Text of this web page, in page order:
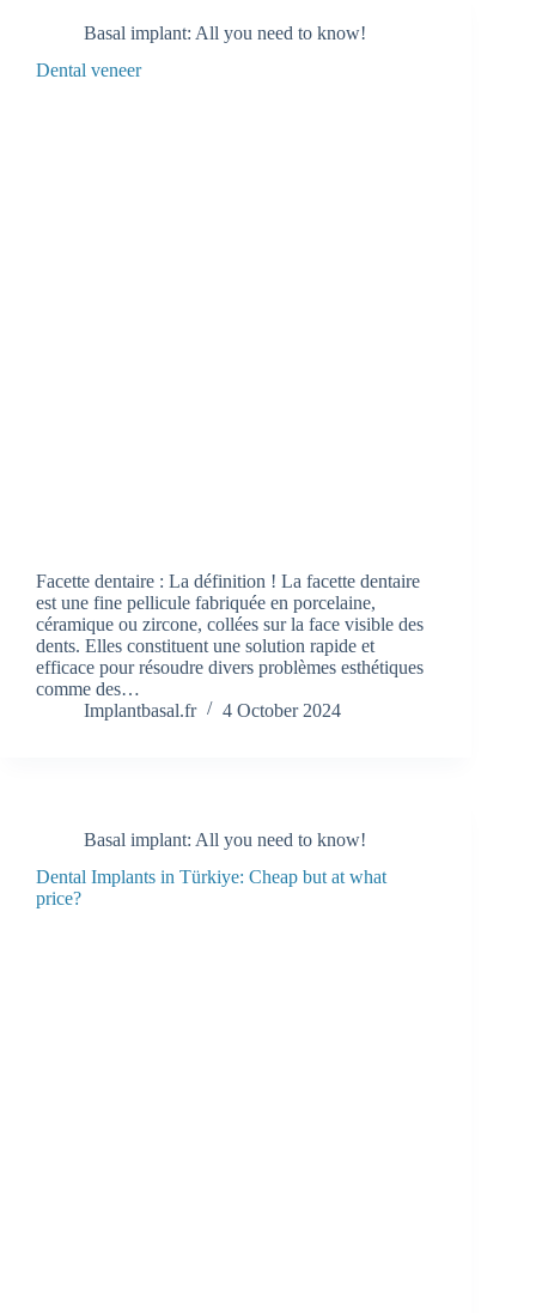
Basal implant: All you need to know!
Dental veneer
Facette dentaire : La définition ! La facette dentaire
est une fine pellicule fabriquée en porcelaine,
céramique ou zircone, collées sur la face visible des
dents. Elles constituent une solution rapide et
efficace pour résoudre divers problèmes esthétiques
comme des…
Implantbasal.fr
4 October 2024
Basal implant: All you need to know!
Dental Implants in Türkiye: Cheap but at what
price?